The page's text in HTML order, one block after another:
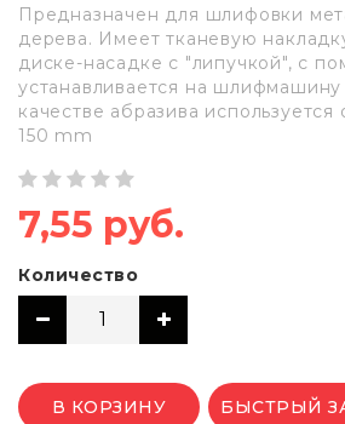
Предназначен для шлифовки
дерева. Имеет тканевую
диске-насадке с "липучкой", с
устанавливается на шлифмашину
качестве абразива
150 mm
7,55 руб.
Количество
В КОРЗИНУ БЫСТРЫЙ